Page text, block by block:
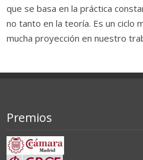
que se basa en la práctica
no tanto en la teoría. Es un ciclo
mucha proyección en nuestro
Premios